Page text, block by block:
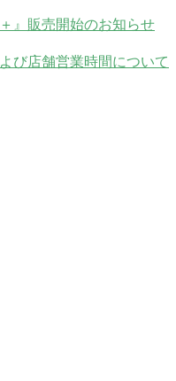
』販売開始のお知らせ
び店舗営業時間について